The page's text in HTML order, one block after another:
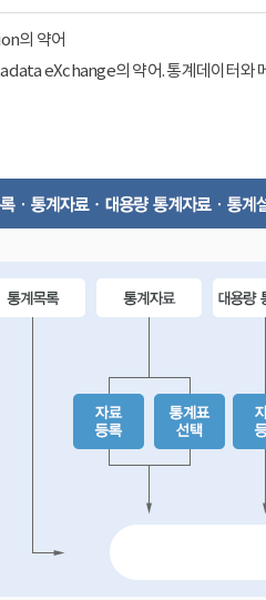
의 약어
eXchange의 약어. 통계데이터와